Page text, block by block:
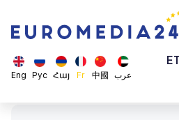
Eng Рус Հայ Fr 中國 عرب